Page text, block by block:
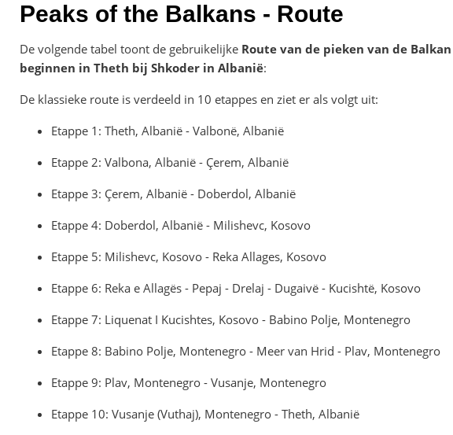
Peaks of the Balkans - Route
De volgende tabel toont de gebruikelijke Route van de pieken van de
beginnen in Theth bij Shkoder in Albanië:
De klassieke route is verdeeld in 10 etappes en ziet er als volgt uit:
Etappe 1: Theth, Albanië - Valbonё, Albanië
Etappe 2: Valbona, Albanië - Çerem, Albanië
Etappe 3: Çerem, Albanië - Doberdol, Albanië
Etappe 4: Doberdol, Albanië - Milishevc, Kosovo
Etappe 5: Milishevc, Kosovo - Reka Allages, Kosovo
Etappe 6: Reka e Allagёs - Pepaj - Drelaj - Dugaivё - Kucishtё, Kosovo
Etappe 7: Liquenat I Kucishtes, Kosovo - Babino Polje, Montenegro
Etappe 8: Babino Polje, Montenegro - Meer van Hrid - Plav, Montenegro
Etappe 9: Plav, Montenegro - Vusanje, Montenegro
Etappe 10: Vusanje (Vuthaj), Montenegro - Theth, Albanië